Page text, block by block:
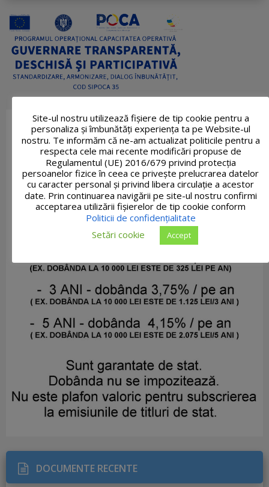
DOCUMENTE RECENTE
Site-ul nostru utilizează fişiere de tip cookie pentru a
personaliza și îmbunătăți experiența ta pe Website-ul
nostru. Te informăm că ne-am actualizat politicile pentru a
respecta cele mai recente modificări propuse de
Regulamentul (UE) 2016/679 privind protecția
persoanelor fizice în ceea ce privește prelucrarea datelor
cu caracter personal și privind libera circulație a acestor
date. Prin continuarea navigării pe site-ul nostru confirmi
acceptarea utilizării fişierelor de tip cookie conform
Politicii de confidențialitate
Setări cookie
Accept